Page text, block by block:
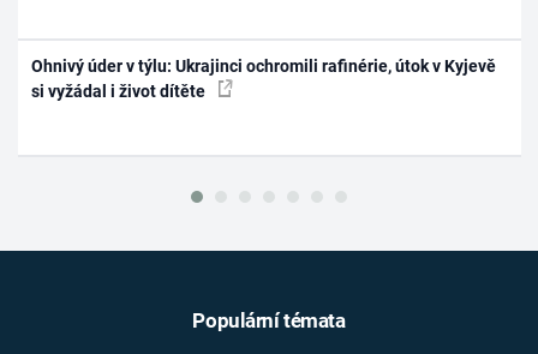
Ohnivý úder v týlu: Ukrajinci ochromili rafinérie, útok v Kyjevě
si vyžádal i život dítěte
Populární témata